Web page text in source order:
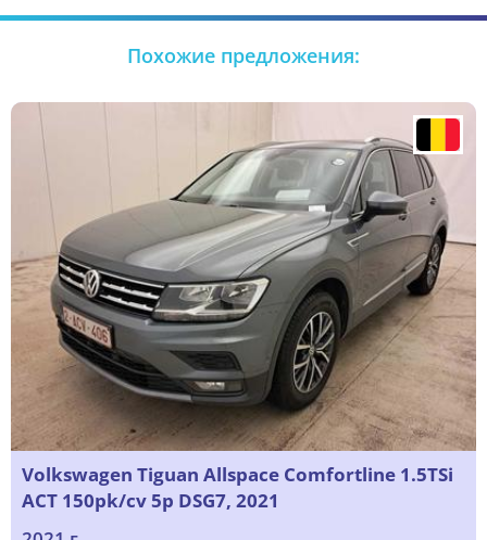
Похожие предложения:
Volkswagen Tiguan Allspace Comfortline 1.5TSi
ACT 150pk/cv 5p DSG7, 2021